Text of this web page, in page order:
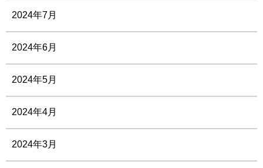
2024年7月
2024年6月
2024年5月
2024年4月
2024年3月